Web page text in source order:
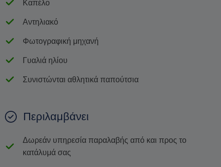
Καπέλο
Αντηλιακό
Φωτογραφική μηχανή
Γυαλιά ηλίου
Συνιστώνται αθλητικά παπούτσια
Περιλαμβάνει
Δωρεάν υπηρεσία παραλαβής από και προς το
κατάλυμά σας